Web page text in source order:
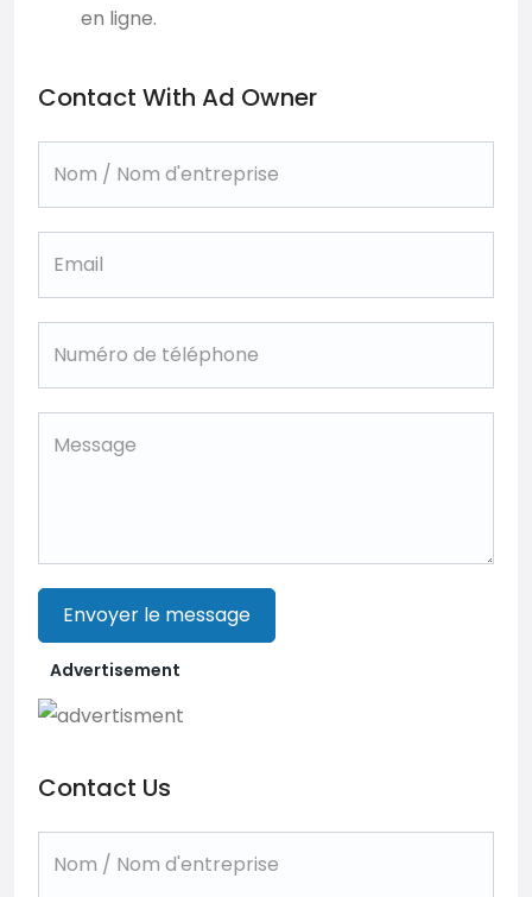
en ligne.
Contact With Ad Owner
Envoyer le message
Advertisement
Contact Us